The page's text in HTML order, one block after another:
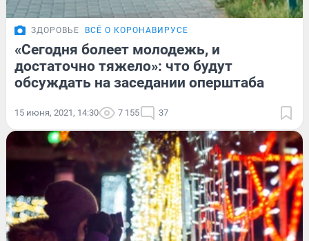
ЗДОРОВЬЕ ВСЁ О КОРОНАВИРУСЕ
«Сегодня болеет молодежь, и
достаточно тяжело»: что будут
обсуждать на заседании оперштаба
15 июня, 2021, 14:30 7 155 37